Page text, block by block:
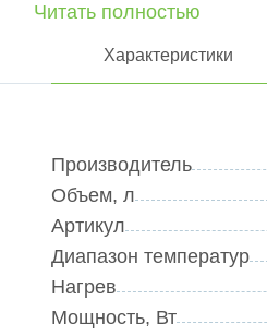
Она оснащена 7-
температурой на 50
процесса нагрева.
Читать полностью
Характеристики
Производитель
Объем, л
Артикул
Диапазон температур
Нагрев
Мощность, Вт